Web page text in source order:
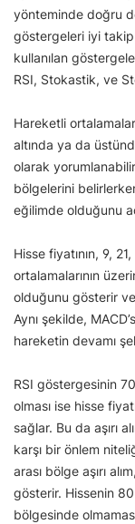
yönteminde doğru
göstergeleri iyi
kullanılan
RSI, Stokastik, ve
Hareketli
altında ya da
olarak
bölgelerini
eğilimde olduğunu
Hisse fiyatının, 9,
ortalamalarının
olduğunu gösterir
Aynı şekilde,
hareketin devamı
RSI göstergesinin
olması ise hisse
sağlar. Bu da aşırı
karşı bir önlem
arası bölge aşırı
gösterir. Hissenin 80
bölgesinde